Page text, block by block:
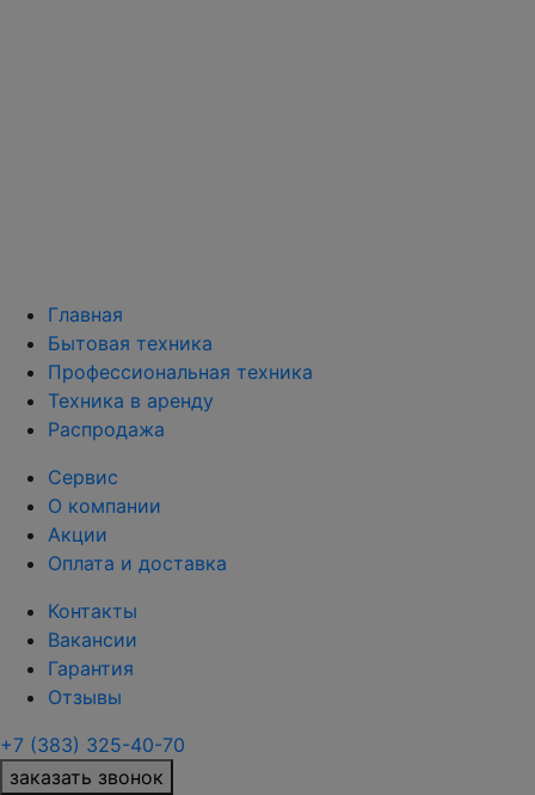
Главная
Бытовая техника
Профессиональная техника
Техника в аренду
Распродажа
Сервис
О компании
Акции
Оплата и доставка
Контакты
Вакансии
Гарантия
Отзывы
+7 (383) 325-40-70
заказать звонок